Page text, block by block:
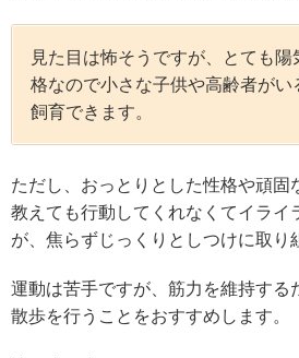
見た目は怖そうですが、とても
格なので小さな子供や高齢者がい
飼育できます。
ただし、おっとりとした性格や頑固
教えても行動してくれなくてイライ
が、焦らずじっくりとしつけに取り
運動は苦手ですが、筋力を維持する
散歩を行うことをおすすめします。